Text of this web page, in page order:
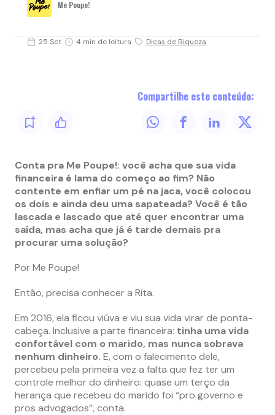
Me Poupe!
25 Set 4 min de leitura Dicas de Riqueza
Compartilhe este conteúdo:
Conta pra Me Poupe!: você acha que sua vida
financeira é lama do começo ao fim? Não
contente em enfiar um pé na jaca, você colocou
os dois e ainda deu uma sapateada? Você é tão
lascada e lascado que até quer encontrar uma
saída, mas acha que já é tarde demais pra
procurar uma solução?
Por Me Poupe!
Então, precisa conhecer a Rita.
Em 2016, ela ficou viúva e viu sua vida virar de ponta-
cabeça. Inclusive a parte financeira: tinha uma vida
confortável com o marido, mas nunca sobrava
nenhum dinheiro. E, com o falecimento dele,
percebeu pela primeira vez a falta que fez ter um
controle melhor do dinheiro: quase um terço da
herança que recebeu do marido foi “pro governo e
pros advogados”, conta.